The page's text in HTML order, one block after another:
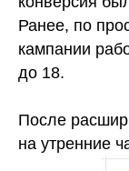
Ранее, по
кампании
до 18.
После
на утренние